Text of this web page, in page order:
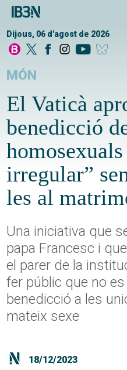
Dijous, 06 d'agost de 2026
MÓN
El Vaticà
benedicció
irregular”
les al
Una iniciativa que
papa Francesc i
el parer de la
fer públic que no
benedicció a les
mateix sexe
18/12/2023